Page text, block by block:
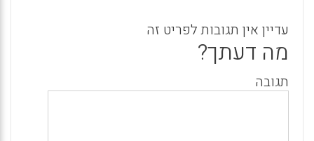
עדיין אין תגובות לפריט זה
מה דעתך?
תגובה